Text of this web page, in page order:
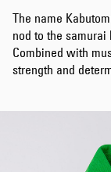
The name
nod to the
Combined with
strength and